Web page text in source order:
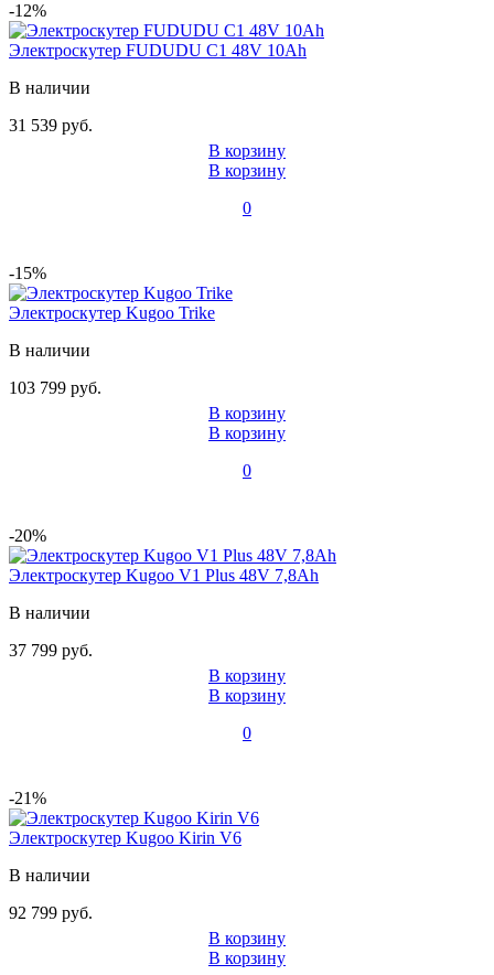
-12%
Электроскутер FUDUDU C1 48V 10Ah
В наличии
31 539 руб.
В корзину
В корзину
0
-15%
Электроскутер Kugoo Trike
В наличии
103 799 руб.
В корзину
В корзину
0
-20%
Электроскутер Kugoo V1 Plus 48V 7,8Ah
В наличии
37 799 руб.
В корзину
В корзину
0
-21%
Электроскутер Kugoo Kirin V6
В наличии
92 799 руб.
В корзину
В корзину